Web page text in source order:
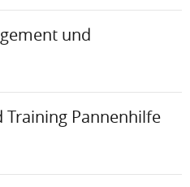
und
Training Pannenhilfe